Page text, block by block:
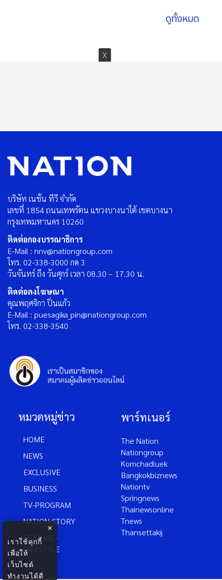
ดูทั้งหมด
บริษัท เนชั่น ทีวี จำกัด
เลขที่ 1854 ถนนเทพรัตน แขวงบางนาใต้ เขตบางนา
กรุงเทพมหานคร 10260
ติดต่อกองบรรณาธิการ
E-Mail : nnv@nationgroup.com
โทร. 02-338-3000 กด 3
วันจันทร์ ถึง วันศุกร์ เวลา 08.30 – 17.30 น.
ติดต่อลงโฆษณา
คุณพฤศจิกา ปิ่นแก้ว
E-Mail : puesagika_pin@nationgroup.com
โทร. 02-338-3540
หมวดหมู่ข่าว
HOME
NEWS
EXCLUSIVE
BUSINESS
TV-PROGRAM
NATION-STORY
FEATURE-
LIFESTYLE
พาร์ทเนอร์
The Nation
Nationgroup
Komchadluek
Bangkokbiznews
Nationtv
Springnews
Thainewsonline
Tnews
Thansettakij
×
เราใช้คุกกี้
เพื่อให้
เว็บไซต์
ทำงานได้ดี